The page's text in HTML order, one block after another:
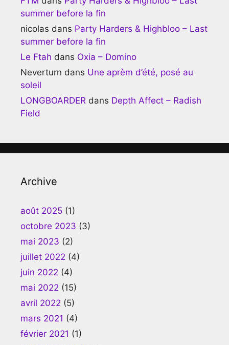
summer before la fin
nicolas dans Party Harders & Highbloo – Last
summer before la fin
Le Ftah dans Oxia – Domino
Neverturn dans Une aprèm d’été, posé au
soleil
LONGBOARDER dans Depth Affect – Radish
Field
Archive
août 2025 (1)
octobre 2023 (3)
mai 2023 (2)
juillet 2022 (4)
juin 2022 (4)
mai 2022 (15)
avril 2022 (5)
mars 2021 (4)
février 2021 (1)